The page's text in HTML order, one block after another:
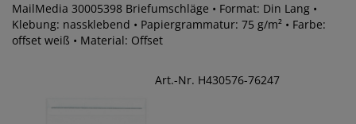
MailMedia 30005398 Briefumschläge • Format: Din Lang •
Klebung: nassklebend • Papiergrammatur: 75 g/m² • Farbe:
offset weiß • Material: Offset
Art.-Nr. H430576-76247